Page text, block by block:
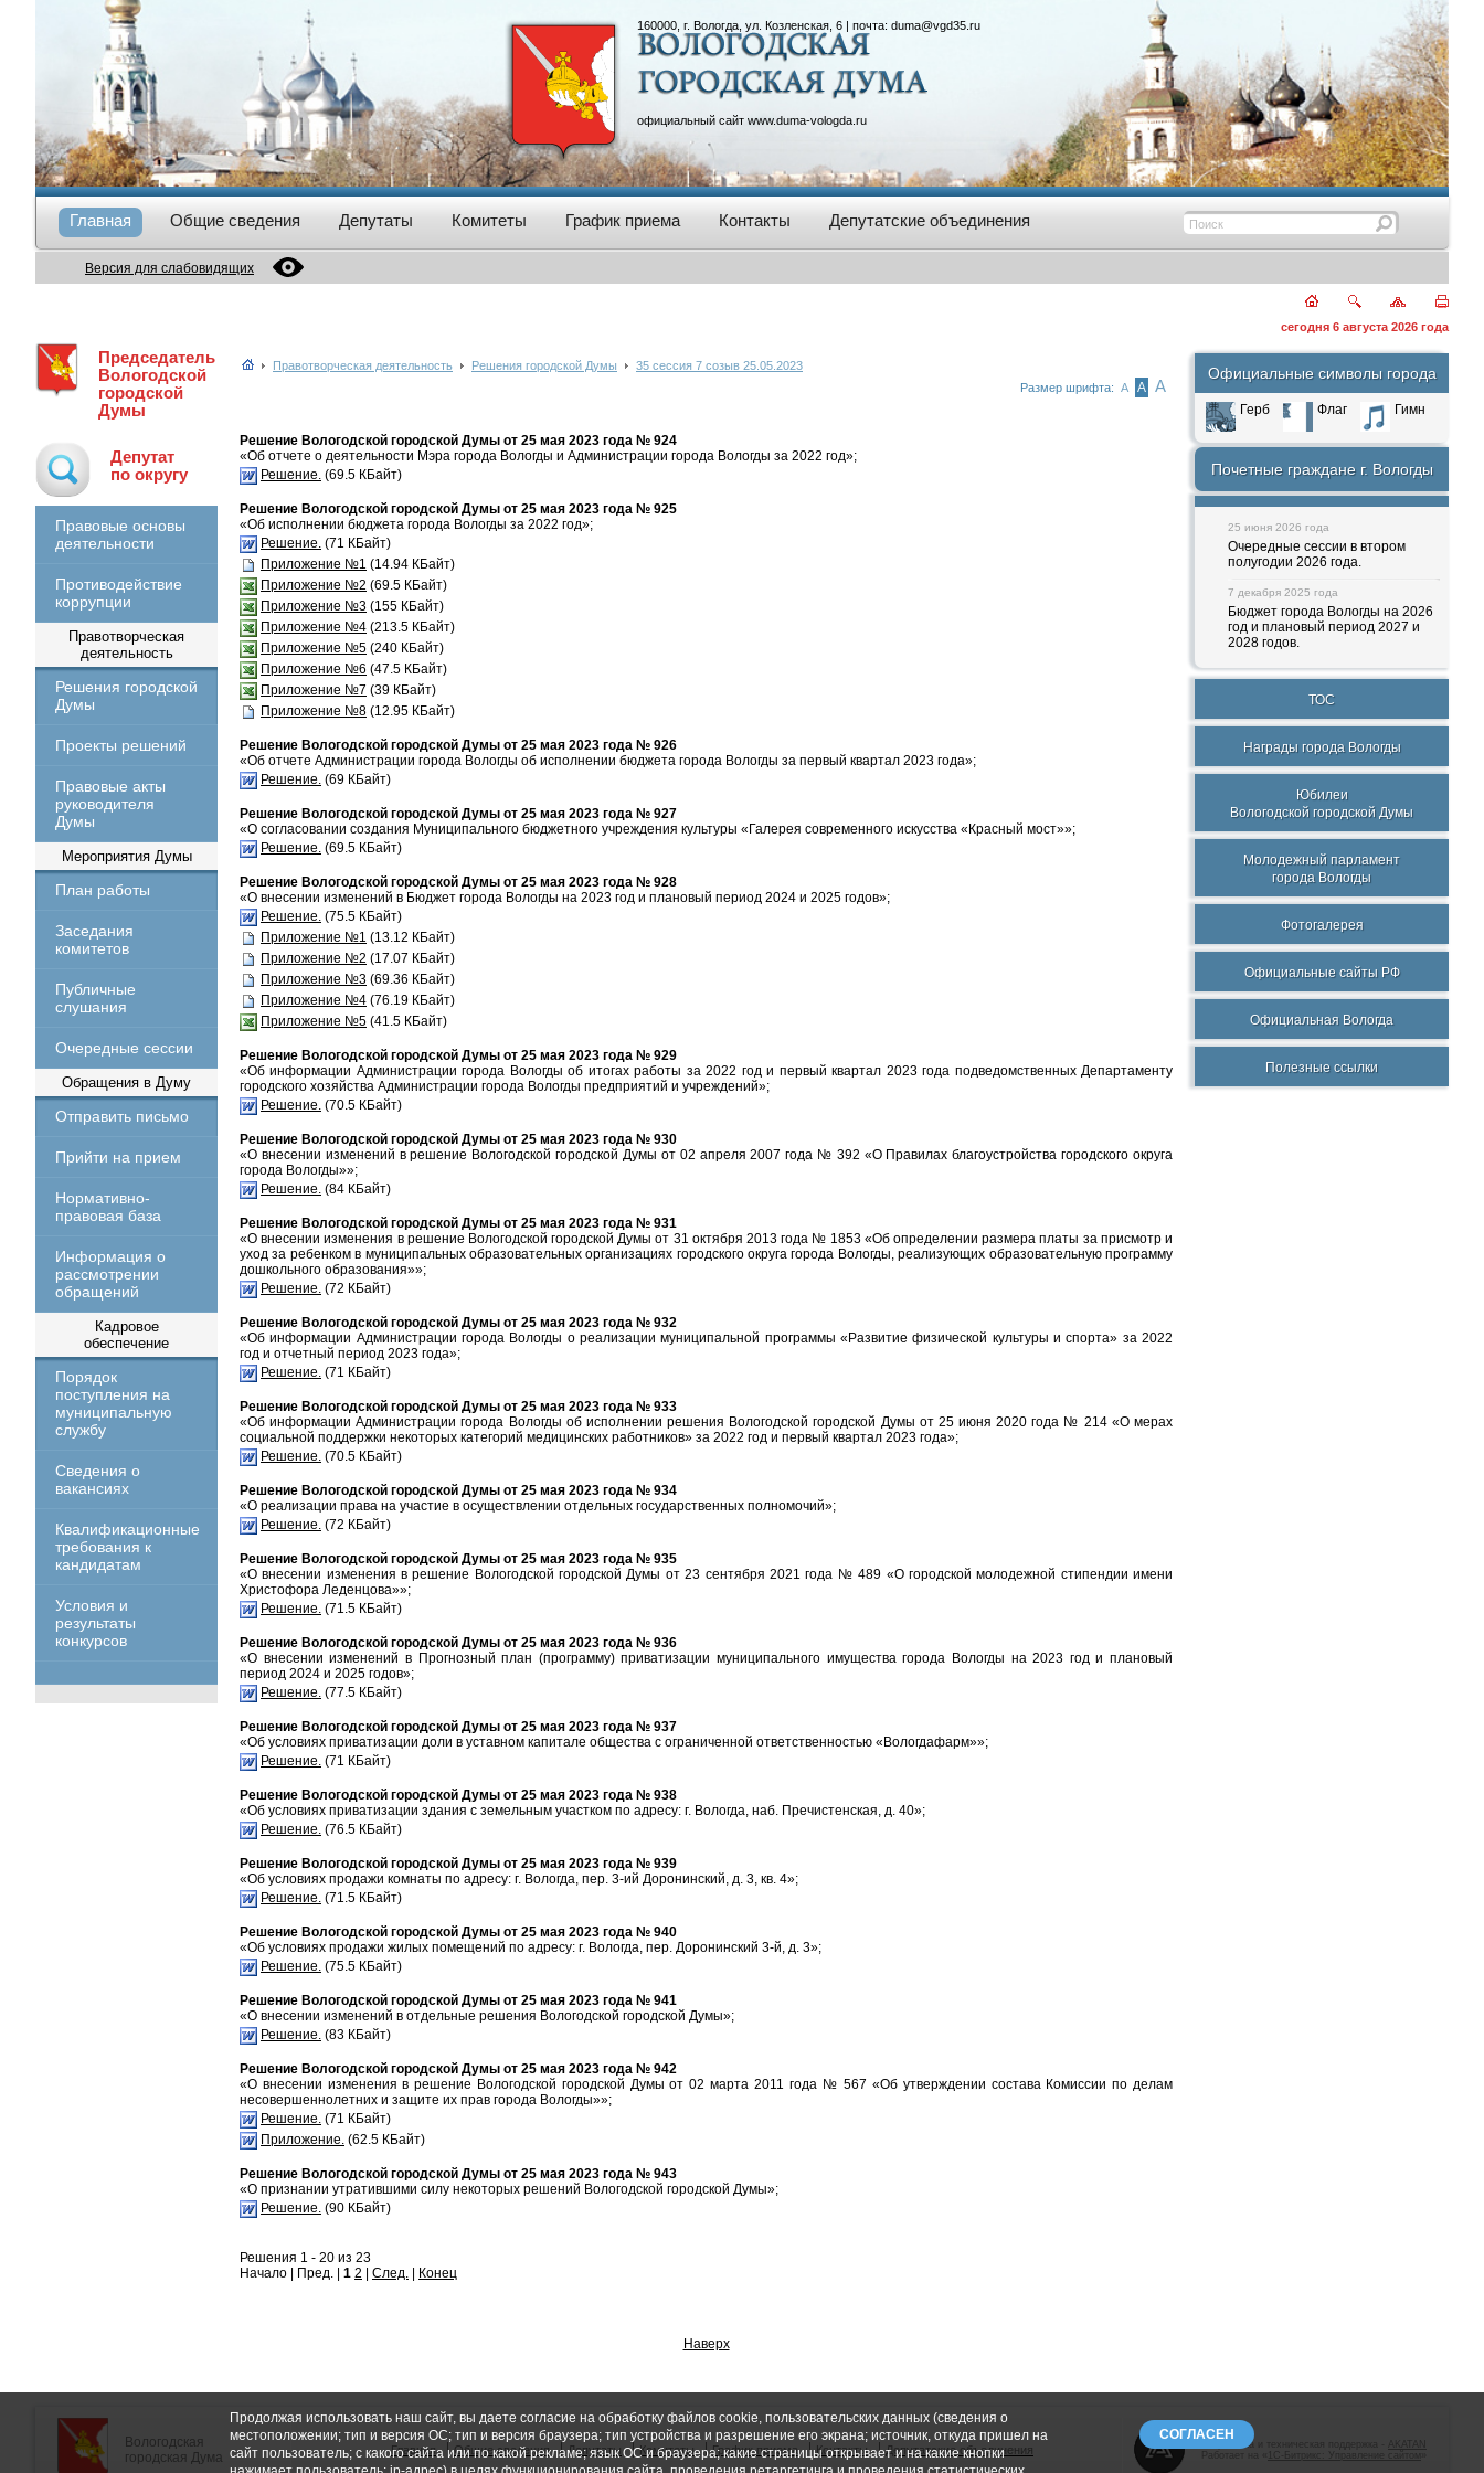
160000, г. Вологда, ул. Козленская, 6 | почта: duma@vgd35.ru
официальный сайт www.duma-vologda.ru
Главная Общие сведения Депутаты Комитеты График приема Контакты Депутатские объединения
Версия для слабовидящих
сегодня 6 августа 2026 года
Председатель
Вологодской
городской
Думы
Депутат
по округу
Правовые основы
деятельности
Противодействие
коррупции
Правотворческая
деятельность
Решения городской
Думы
Проекты решений
Правовые акты
руководителя
Думы
Мероприятия Думы
План работы
Заседания
комитетов
Публичные
слушания
Очередные сессии
Обращения в Думу
Отправить письмо
Прийти на прием
Нормативно-
правовая база
Информация о
рассмотрении
обращений
Кадровое
обеспечение
Порядок
поступления на
муниципальную
службу
Сведения о
вакансиях
Квалификационные
требования к
кандидатам
Условия и
результаты
конкурсов
Правотворческая деятельность Решения городской Думы
35 сессия 7 созыв 25.05.2023
Размер шрифта: А А А
Решение Вологодской городской Думы от 25 мая 2023 года № 924
«Об отчете о деятельности Мэра города Вологды и Администрации города Вологды за 2022 год»;
Решение. (69.5 КБайт)
Решение Вологодской городской Думы от 25 мая 2023 года № 925
«Об исполнении бюджета города Вологды за 2022 год»;
Решение. (71 КБайт)
Приложение №1 (14.94 КБайт)
Приложение №2 (69.5 КБайт)
Приложение №3 (155 КБайт)
Приложение №4 (213.5 КБайт)
Приложение №5 (240 КБайт)
Приложение №6 (47.5 КБайт)
Приложение №7 (39 КБайт)
Приложение №8 (12.95 КБайт)
Решение Вологодской городской Думы от 25 мая 2023 года № 926
«Об отчете Администрации города Вологды об исполнении бюджета города Вологды за первый квартал 2023 года»;
Решение. (69 КБайт)
Решение Вологодской городской Думы от 25 мая 2023 года № 927
«О согласовании создания Муниципального бюджетного учреждения культуры «Галерея современного искусства «Красный мост»»;
Решение. (69.5 КБайт)
Решение Вологодской городской Думы от 25 мая 2023 года № 928
«О внесении изменений в Бюджет города Вологды на 2023 год и плановый период 2024 и 2025 годов»;
Решение. (75.5 КБайт)
Приложение №1 (13.12 КБайт)
Приложение №2 (17.07 КБайт)
Приложение №3 (69.36 КБайт)
Приложение №4 (76.19 КБайт)
Приложение №5 (41.5 КБайт)
Решение Вологодской городской Думы от 25 мая 2023 года № 929
«Об информации Администрации города Вологды об итогах работы за 2022 год и первый квартал 2023 года подведомственных Департаменту
городского хозяйства Администрации города Вологды предприятий и учреждений»;
Решение. (70.5 КБайт)
Решение Вологодской городской Думы от 25 мая 2023 года № 930
«О внесении изменений в решение Вологодской городской Думы от 02 апреля 2007 года № 392 «О Правилах благоустройства городского округа
города Вологды»»;
Решение. (84 КБайт)
Решение Вологодской городской Думы от 25 мая 2023 года № 931
«О внесении изменения в решение Вологодской городской Думы от 31 октября 2013 года № 1853 «Об определении размера платы за присмотр и
уход за ребенком в муниципальных образовательных организациях городского округа города Вологды, реализующих образовательную программу
дошкольного образования»»;
Решение. (72 КБайт)
Решение Вологодской городской Думы от 25 мая 2023 года № 932
«Об информации Администрации города Вологды о реализации муниципальной программы «Развитие физической культуры и спорта» за 2022
год и отчетный период 2023 года»;
Решение. (71 КБайт)
Решение Вологодской городской Думы от 25 мая 2023 года № 933
«Об информации Администрации города Вологды об исполнении решения Вологодской городской Думы от 25 июня 2020 года № 214 «О мерах
социальной поддержки некоторых категорий медицинских работников» за 2022 год и первый квартал 2023 года»;
Решение. (70.5 КБайт)
Решение Вологодской городской Думы от 25 мая 2023 года № 934
«О реализации права на участие в осуществлении отдельных государственных полномочий»;
Решение. (72 КБайт)
Решение Вологодской городской Думы от 25 мая 2023 года № 935
«О внесении изменения в решение Вологодской городской Думы от 23 сентября 2021 года № 489 «О городской молодежной стипендии имени
Христофора Леденцова»»;
Решение. (71.5 КБайт)
Решение Вологодской городской Думы от 25 мая 2023 года № 936
«О внесении изменений в Прогнозный план (программу) приватизации муниципального имущества города Вологды на 2023 год и плановый
период 2024 и 2025 годов»;
Решение. (77.5 КБайт)
Решение Вологодской городской Думы от 25 мая 2023 года № 937
«Об условиях приватизации доли в уставном капитале общества с ограниченной ответственностью «Вологдафарм»»;
Решение. (71 КБайт)
Решение Вологодской городской Думы от 25 мая 2023 года № 938
«Об условиях приватизации здания с земельным участком по адресу: г. Вологда, наб. Пречистенская, д. 40»;
Решение. (76.5 КБайт)
Решение Вологодской городской Думы от 25 мая 2023 года № 939
«Об условиях продажи комнаты по адресу: г. Вологда, пер. 3-ий Доронинский, д. 3, кв. 4»;
Решение. (71.5 КБайт)
Решение Вологодской городской Думы от 25 мая 2023 года № 940
«Об условиях продажи жилых помещений по адресу: г. Вологда, пер. Доронинский 3-й, д. 3»;
Решение. (75.5 КБайт)
Решение Вологодской городской Думы от 25 мая 2023 года № 941
«О внесении изменений в отдельные решения Вологодской городской Думы»;
Решение. (83 КБайт)
Решение Вологодской городской Думы от 25 мая 2023 года № 942
«О внесении изменения в решение Вологодской городской Думы от 02 марта 2011 года № 567 «Об утверждении состава Комиссии по делам
несовершеннолетних и защите их прав города Вологды»»;
Решение. (71 КБайт)
Приложение. (62.5 КБайт)
Решение Вологодской городской Думы от 25 мая 2023 года № 943
«О признании утратившими силу некоторых решений Вологодской городской Думы»;
Решение. (90 КБайт)
Решения 1 - 20 из 23
Начало | Пред. | 1 2 След. Конец
Наверх
Официальные символы города
Герб Флаг Гимн
Почетные граждане г. Вологды
25 июня 2026 года
Очередные сессии в втором
полугодии 2026 года.
7 декабря 2025 года
Бюджет города Вологды на 2026
год и плановый период 2027 и
2028 годов.
ТОС
Награды города Вологды
Юбилеи
Вологодской городской Думы
Молодежный парламент
города Вологды
Фотогалерея
Официальные сайты РФ
Официальная Вологда
Полезные ссылки
Вологодская
городская Дума
Главная Общие сведения Депутаты Комитеты График приема Контакты Депутатские объединения Разработка и техническая поддержка -
1С-Битрикс: Управление сайтом
Продолжая использовать наш сайт, вы даете согласие на обработку файлов cookie, пользовательских данных (сведения о
местоположении; тип и версия ОС; тип и версия браузера; тип устройства и разрешение его экрана; источник, откуда пришел на
сайт пользователь; с какого сайта или по какой рекламе; язык ОС и браузера; какие страницы открывает и на какие кнопки
СОГЛАСЕН